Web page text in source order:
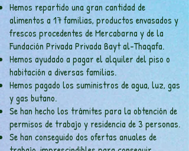
Hemos repartido una gran cantidad de
alimentos a 17 familias, productos envasados y
frescos procedentes de Mercabarna y de la
Fundación Privada Privada Bayt al-Thaqafa.
Hemos ayudado a pagar el alquiler del piso o
habitación a diversas familias.
Hemos pagado los suministros de agua, luz, gas
y gas butano.
Se han hecho los trámites para la obtención de
permisos de trabajo y residencia de 3 personas.
Se han conseguido dos ofertas anuales de